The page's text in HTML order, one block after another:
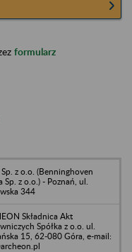
formularz
Sp. z o.o. (Benninghoven
Sp. z o.o.) - Poznań, ul.
344
Składnica Akt
Spółka z o.o. ul.
15, 62-080 Góra, e-mail: